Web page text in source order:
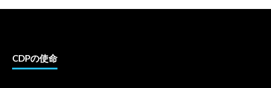
CDPの使命